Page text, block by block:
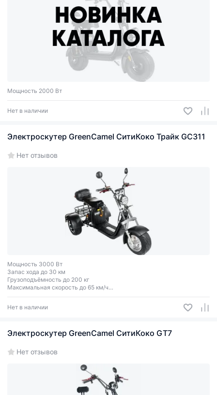
Мощность 2000 Вт
Нет в наличии
Электроскутер GreenCamel СитиКоко Трайк GC311
Нет отзывов
Мощность 3000 Вт
Запас хода до 30 км
Грузоподъёмность до 200 кг
Максимальная скорость до 65 км/ч
Двухместный
Нет в наличии
Электроскутер GreenCamel СитиКоко GT7
Нет отзывов